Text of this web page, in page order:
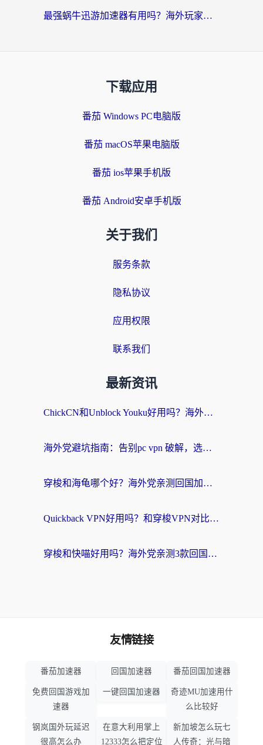
最强蜗牛迅游加速器有用吗？海外玩家国服游戏加速避坑指南（附德国玩忍者必须死3流星蝴蝶剑解决办法）
下载应用
番茄 Windows PC电脑版
番茄 macOS苹果电脑版
番茄 ios苹果手机版
番茄 Android安卓手机版
关于我们
服务条款
隐私协议
应用权限
联系我们
最新资讯
ChickCN和Unblock Youku好用吗？海外党亲测3款回国加速器，附iOS免费选择指南
海外党避坑指南：告别pc vpn 破解，选对回国加速器轻松访问国内资源
穿梭和海龟哪个好？海外党亲测回国加速器，附电脑免费VPN推荐
Quickback VPN好用吗？和穿梭VPN对比哪个回国效果更好？海外党必看的真实测评与选择指南
穿梭和快喵好用吗？海外党亲测3款回国加速器，附日本回国VPN避坑指南
友情链接
番茄加速器 回国加速器 番茄回国加速器
免费回国游戏加
速器
一键回国加速器
奇迹MU加速用什
么比较好
钢岚国外玩延迟
很高怎么办
在意大利用掌上
12333怎么把定位
新加坡怎么玩七
人传奇：光与暗